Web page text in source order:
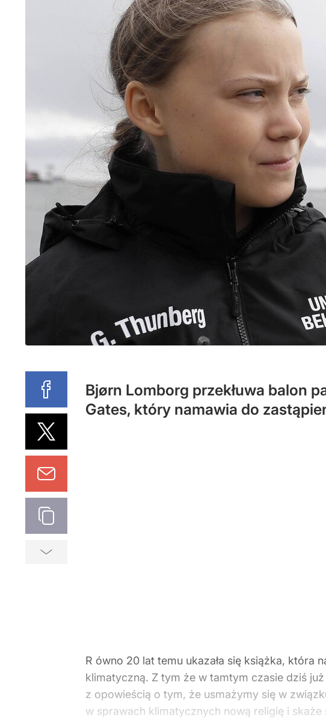
Bjørn Lomborg przekłuwa balon
Gates, który namawia do
R ówno 20 lat temu ukazała się książka, która
klimatyczną. Z tym że w tamtym czasie dziś
z opowieścią o tym, że usmażymy się w
w sprawach klimatycznych nową religię i